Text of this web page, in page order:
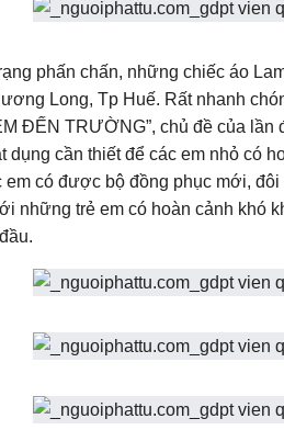
phấn chấn, những chiếc áo
Long, Tp Huế. Rất nhanh
ĐẾN TRƯỜNG”, chủ đề của
dụng cần thiết để các em nhỏ có
em có được bộ đồng phục mới,
những trẻ em có hoàn cảnh khó